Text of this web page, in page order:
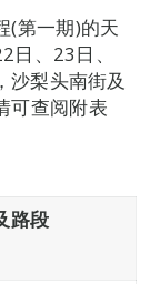
(第一期)的天
、23日、
沙梨头南街及
可查阅附表
路段